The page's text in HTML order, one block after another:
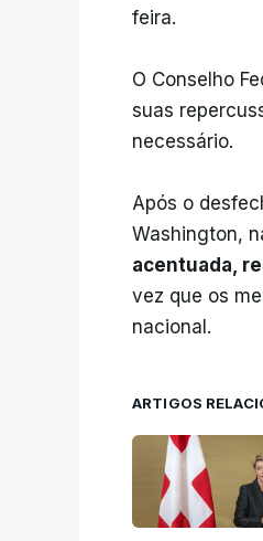
feira.
O Conselho
suas
necessário.
Após o
Washington,
acentuada,
vez que os
nacional.
ARTIGOS